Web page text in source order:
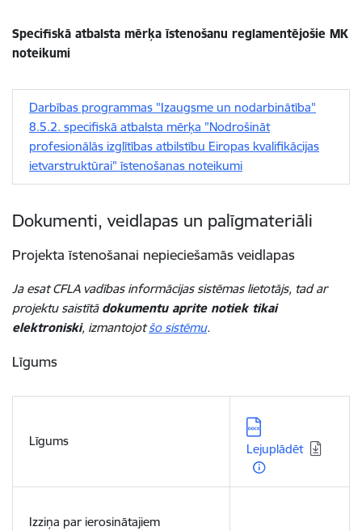
Specifiskā atbalsta mērķa īstenošanu reglamentējošie MK
noteikumi
Darbības programmas "Izaugsme un nodarbinātība"
8.5.2. specifiskā atbalsta mērķa "Nodrošināt
profesionālās izglītības atbilstību Eiropas kvalifikācijas
ietvarstruktūrai" īstenošanas noteikumi
Dokumenti, veidlapas un palīgmateriāli
Projekta īstenošanai nepieciešamās veidlapas
Ja esat CFLA vadības informācijas sistēmas lietotājs, tad ar
projektu saistītā dokumentu aprite notiek tikai
elektroniski, izmantojotšo sistēmu.
Līgums
Līgums
Lejupielādēt:
Lejuplādēt
Izziņa par ierosinātajiem